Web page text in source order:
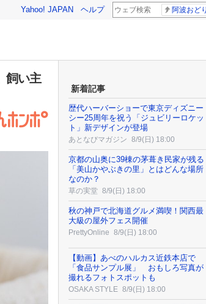
Yahoo! JAPAN ヘルプ
飼い主
新着記事
歴代ハーバーショーで東京ディズニー
シー25周年を祝う「ジュビリーロケッ
ト」新デザインが登場
あとなびマガジン 8/9(日) 18:00
京都の山奥に39棟の茅葺き民家が残る
「美山かやぶきの里」とはどんな場所
なのか？
草の実堂 8/9(日) 18:00
秋の神戸で北海道グルメ満喫！関西最
大級の屋外フェス開催
PrettyOnline 8/9(日) 18:00
【動画】あべのハルカス近鉄本店で
「食品サンプル展」 おもしろ写真が
撮れるフォトスポットも
OSAKA STYLE 8/9(日) 18:00